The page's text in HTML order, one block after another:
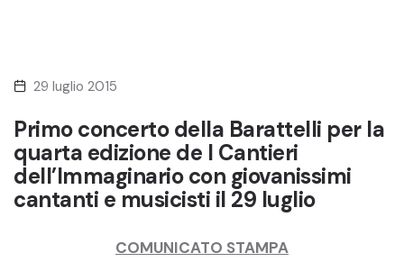
29 luglio 2015
Primo concerto della Barattelli per la
quarta edizione de I Cantieri
dell’Immaginario con giovanissimi
cantanti e musicisti il 29 luglio
COMUNICATO STAMPA